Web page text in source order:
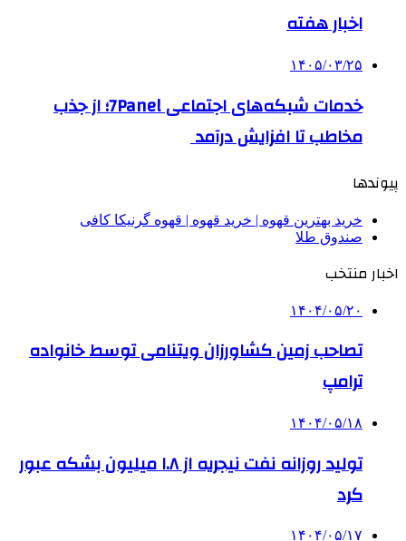
اخبار هفته
۱۴۰۵/۰۳/۲۵
خدمات شبکه‌های اجتماعی 7Panel؛ از جذب
مخاطب تا افزایش درآمد
پیوندها
خرید بهترین قهوه | خرید قهوه | قهوه گرنیکا کافی
صندوق طلا
اخبار منتخب
۱۴۰۴/۰۵/۲۰
تصاحب زمین کشاورزان ویتنامی توسط خانواده
ترامپ
۱۴۰۴/۰۵/۱۸
تولید روزانه نفت نیجریه از ۱.۸ میلیون بشکه عبور
کرد
۱۴۰۴/۰۵/۱۷